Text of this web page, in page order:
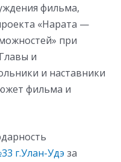
фильма,
«Нарата —
при
и
и наставники
фильма и
г.Улан-Удэ за